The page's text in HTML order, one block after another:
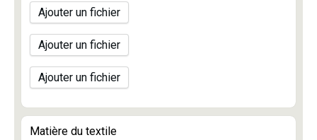
Ajouter un fichier
Ajouter un fichier
Ajouter un fichier
Matière du textile